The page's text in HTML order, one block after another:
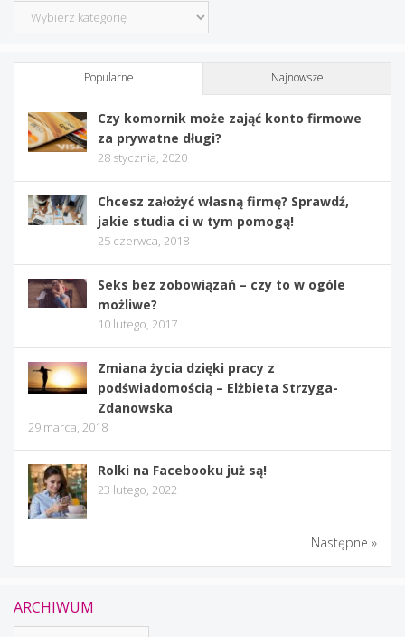
Kategorie
Popularne Najnowsze
Czy komornik może zająć konto firmowe
za prywatne długi?
28 stycznia, 2020
Chcesz założyć własną firmę? Sprawdź,
jakie studia ci w tym pomogą!
25 czerwca, 2018
Seks bez zobowiązań – czy to w ogóle
możliwe?
10 lutego, 2017
Zmiana życia dzięki pracy z
podświadomością – Elżbieta Strzyga-
Zdanowska
29 marca, 2018
Rolki na Facebooku już są!
23 lutego, 2022
Następne »
ARCHIWUM